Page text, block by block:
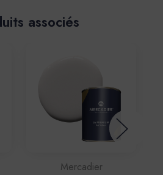
associés
Mercadier